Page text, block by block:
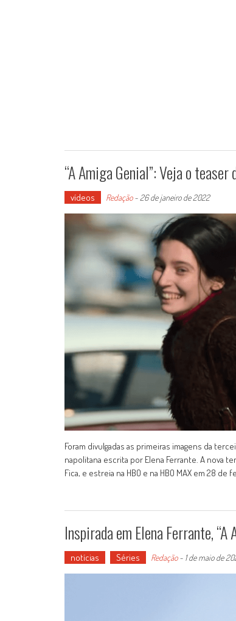
“A Amiga Genial”: Veja o
vídeos Redação- 26 de janeiro de 2022
Foram divulgadas as primeiras imagens da
napolitana escrita por Elena Ferrante. A nova
Fica, e estreia na HBO e na HBO MAX em 28
Inspirada em Elena Ferrante,
notícias Séries Redação- 1 de maio de